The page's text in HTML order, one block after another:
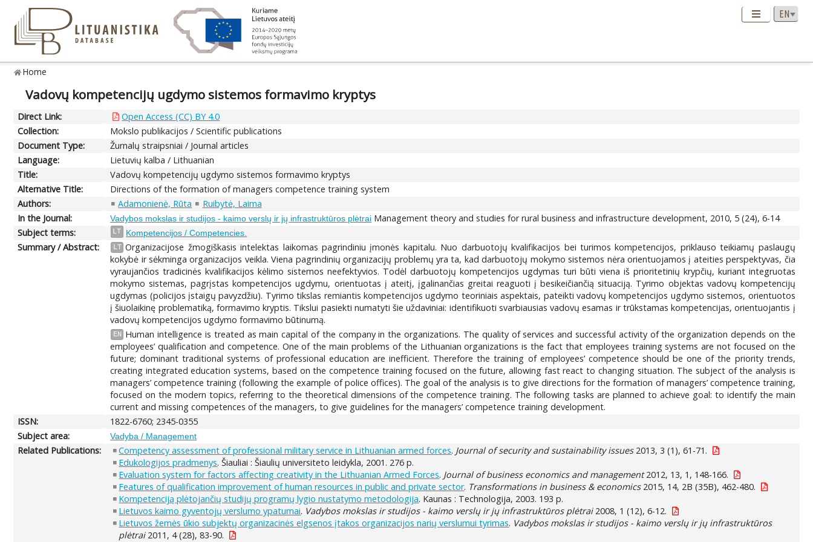
Home
Vadovų kompetencijų ugdymo sistemos formavimo kryptys
Direct Link:
Open Access (CC) BY 4.0
Collection:
Mokslo publikacijos / Scientific publications
Document Type:
Žurnalų straipsniai / Journal articles
Language:
Lietuvių kalba / Lithuanian
Title:
Vadovų kompetencijų ugdymo sistemos formavimo kryptys
Alternative Title:
Directions of the formation of managers competence training system
Authors:
Adamonienė, Rūta
Ruibytė, Laima
In the Journal:
Vadybos mokslas ir studijos - kaimo verslų ir jų infrastruktūros plėtrai Management theory and studies for rural business and infrastructure development, 2010, 5 (24), 6-14
Subject terms:
LT Kompetencijos / Competencies.
Summary / Abstract: LT Organizacijose žmogiškasis intelektas laikomas pagrindiniu įmonės kapitalu. Nuo darbuotojų kvalifikacijos bei turimos kompetencijos, priklauso teikiamų paslaugų
kokybė ir sėkminga organizacijos veikla. Viena pagrindinių organizacijų problemų yra ta, kad darbuotojų mokymo sistemos nėra orientuojamos į ateities perspektyvas, čia
vyraujančios tradicinės kvalifikacijos kėlimo sistemos neefektyvios. Todėl darbuotojų kompetencijos ugdymas turi būti viena iš prioritetinių krypčių, kuriant integruotas
mokymo sistemas, pagrįstas kompetencijos ugdymu, orientuotas į ateitį, įgalinančias greitai reaguoti į besikeičiančią situaciją. Tyrimo objektas vadovų kompetencijų
ugdymas (policijos įstaigų pavyzdžiu). Tyrimo tikslas remiantis kompetencijos ugdymo teoriniais aspektais, pateikti vadovų kompetencijos ugdymo sistemos, orientuotos
į šiuolaikinę problematiką, formavimo kryptis. Tikslui pasiekti numatyti šie uždaviniai: identifikuoti svarbiausias vadovų esamas ir trūkstamas kompetencijas, orientuojantis į
vadovų kompetencijos ugdymo formavimo būtinumą.
EN
Human intelligence is treated as main capital of the company in the organizations. The quality of services and successful activity of the organization depends on the
employees’ qualification and competence. One of the main problems of the Lithuanian organizations is the fact that employees training systems are not focused on the
future; dominant traditional systems of professional education are inefficient. Therefore the training of employees’ competence should be one of the priority trends,
creating integrated education systems, based on the competence training focused on the future, allowing fast react to changing situation. The subject of the analysis is
managers’ competence training (following the example of police offices). The goal of the analysis is to give directions for the formation of managers’ competence training,
focused on the modern topics, referring to the theoretical dimensions of the competence training. The following tasks are planned to achieve goal: to identify the main
current and missing competences of the managers, to give guidelines for the managers’ competence training development.
ISSN:
1822-6760; 2345-0355
Subject area:
Vadyba / Management
Related Publications: Competency assessment of professional military service in Lithuanian armed forces. Journal of security and sustainability issues2013, 3 (1), 61-71.
Edukologijos pradmenys. Šiauliai : Šiaulių universiteto leidykla, 2001. 276 p.
Evaluation system for factors affecting creativity in the Lithuanian Armed Forces. Journal of business economics and management2012, 13, 1, 148-166.
Features of qualification improvement of human resources in public and private sector. Transformations in business & economics2015, 14, 2B (35B), 462-480.
Kompetenciją plėtojančių studijų programų lygio nustatymo metodologija. Kaunas : Technologija, 2003. 193 p.
Lietuvos kaimo gyventojų verslumo ypatumai. Vadybos mokslas ir studijos - kaimo verslų ir jų infrastruktūros plėtrai2008, 1 (12), 6-12.
Lietuvos žemės ūkio subjektų organizacinės elgsenos įtakos organizacijos narių verslumui tyrimas. Vadybos mokslas ir studijos - kaimo verslų ir jų infrastruktūros
plėtrai2011, 4 (28), 83-90.